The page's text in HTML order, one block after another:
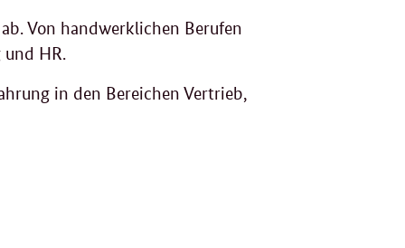
Von handwerklichen Berufen
und HR.
in den Bereichen Vertrieb,